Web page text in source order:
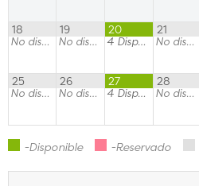
18
No disponible
19
No disponible
20
4Disponible
21
No disponible
25
No disponible
26
No disponible
27
4Disponible
28
No disponible
-Disponible -Reservado